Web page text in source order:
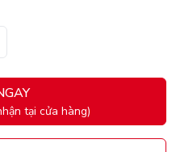
tại cửa hàng)